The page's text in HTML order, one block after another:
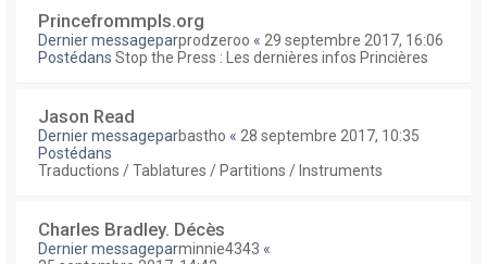
Princefrommpls.org
Dernier messageparprodzeroo « 29 septembre 2017, 16:06
Postédans Stop the Press : Les dernières infos Princières
Jason Read
Dernier messageparbastho « 28 septembre 2017, 10:35
Postédans
Traductions / Tablatures / Partitions / Instruments
Charles Bradley. Décès
Dernier messageparminnie4343 «